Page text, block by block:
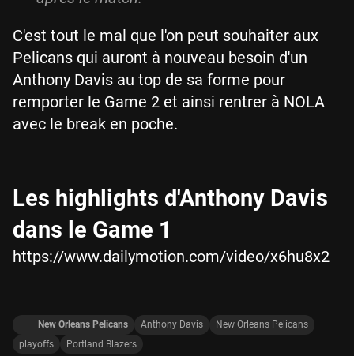
C'est tout le mal que l'on peut souhaiter aux
Pelicans qui auront à nouveau besoin d'un
Anthony Davis au top de sa forme pour
remporter le Game 2 et ainsi rentrer à NOLA
avec le break en poche.
Les highlights d'Anthony Davis
dans le Game 1
https://www.dailymotion.com/video/x6hu8x2
New Orleans Pelicans Anthony Davis
New Orleans Pelicans
playoffs
Portland Blazers